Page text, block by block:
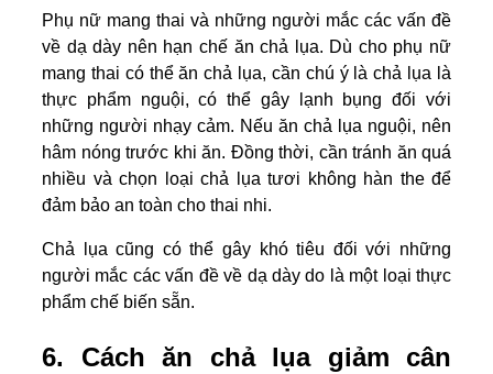
Phụ nữ mang thai và những người mắc các vấn đề
về dạ dày nên hạn chế ăn chả lụa. Dù cho phụ nữ
mang thai có thể ăn chả lụa, cần chú ý là chả lụa là
thực phẩm nguội, có thể gây lạnh bụng đối với
những người nhạy cảm. Nếu ăn chả lụa nguội, nên
hâm nóng trước khi ăn. Đồng thời, cần tránh ăn quá
nhiều và chọn loại chả lụa tươi không hàn the để
đảm bảo an toàn cho thai nhi.
Chả lụa cũng có thể gây khó tiêu đối với những
người mắc các vấn đề về dạ dày do là một loại thực
phẩm chế biến sẵn.
6. Cách ăn chả lụa giảm cân